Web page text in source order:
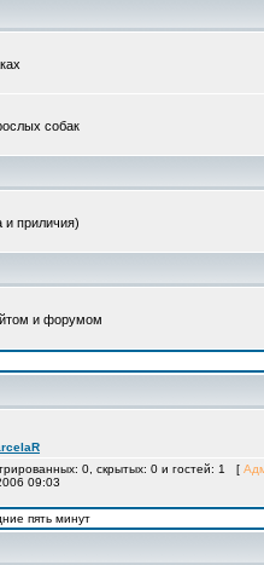
собак
и приличия)
и форумом
0, скрытых: 0 и гостей: 1 [
09:03
пять минут